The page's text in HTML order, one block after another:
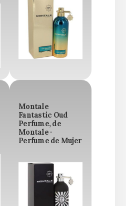
Montale
Fantastic Oud
Perfume, de
Montale ·
Perfume de Mujer